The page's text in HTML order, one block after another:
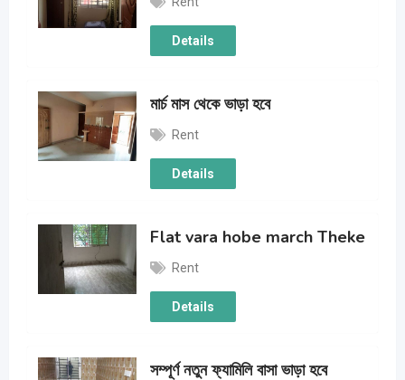
Details
মার্চ মাস থেকে ভাড়া হবে
Rent
Details
Flat vara hobe march Theke
Rent
Details
সম্পূর্ণ নতুন ফ্যামিলি বাসা ভাড়া হবে